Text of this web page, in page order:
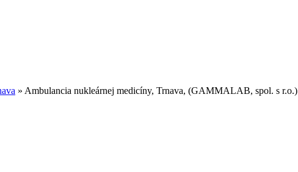
» Ambulancia nukleárnej medicíny, Trnava, (GAMMALAB, spol. s r.o.)